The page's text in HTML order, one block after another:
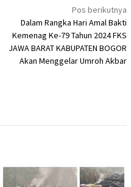
Pos berikutnya
Dalam Rangka Hari Amal Bakti
Kemenag Ke-79 Tahun 2024 FKS
JAWA BARAT KABUPATEN BOGOR
Akan Menggelar Umroh Akbar